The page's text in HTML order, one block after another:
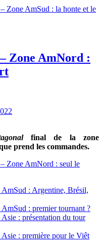
Zone AmSud : la honte et le
Zone AmNord :
final de la zone
prend les commandes.
Zone AmNord : seul le
: Argentine, Brésil,
: premier tournant ?
: présentation du tour
: première pour le Viêt